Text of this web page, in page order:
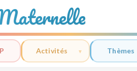
Activités Thèmes